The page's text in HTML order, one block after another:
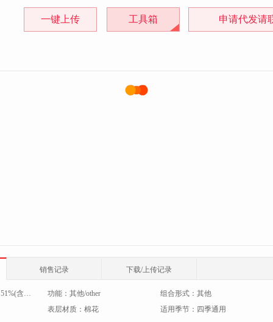
一键上传 工具箱 申请代发请
销售记录 下载/上传记录
51%(含)-60%(含) 功能： 其他/other 组合形式： 其他
表层材质： 棉花 适用季节： 四季通用